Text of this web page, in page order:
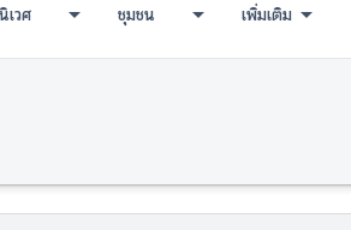
เวศ ชุมชน เพิ่มเติม